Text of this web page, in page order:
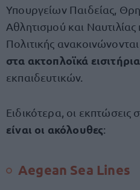
Υπουργείων Παιδείας,
Αθλητισμού και
Πολιτικής ανακοινώνονται
στα ακτοπλοϊκά εισιτήρια
εκπαιδευτικών.
Ειδικότερα, οι εκπτώσεις
είναι οι ακόλουθες:
Aegean Sea Lines